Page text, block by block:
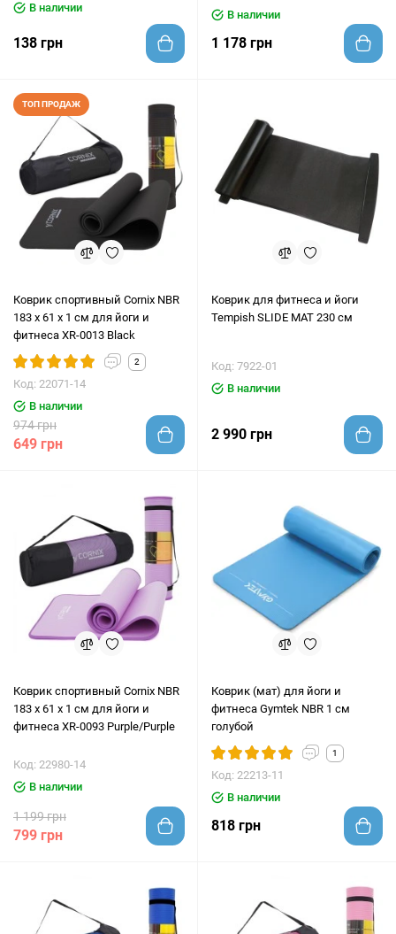
В наличии
138 грн
В наличии
1 178 грн
ТОП ПРОДАЖ
Коврик спортивный Cornix NBR
183 x 61 x 1 cм для йоги и
фитнеса XR-0013 Black
2
Код: 22071-14
В наличии
974 грн
649 грн
Коврик для фитнеса и йоги
Tempish SLIDE MAT 230 см
Код: 7922-01
В наличии
2 990 грн
Коврик спортивный Cornix NBR
183 x 61 x 1 cм для йоги и
фитнеса XR-0093 Purple/Purple
Код: 22980-14
В наличии
1 199 грн
799 грн
Коврик (мат) для йоги и
фитнеса Gymtek NBR 1 см
голубой
1
Код: 22213-11
В наличии
818 грн